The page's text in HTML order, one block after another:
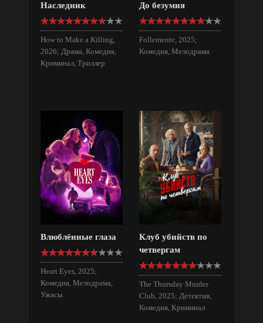
Наследник
How to Make a Killing,
2026; Драма, Комедия,
Криминал, Триллер
До безумия
Follemente, 2025;
Комедия, Мелодрама
Влюблённые глаза
Heart Eyes, 2025;
Комедия, Мелодрама,
Ужасы
Клуб убийств по
четвергам
The Thursday Murder
Club, 2025; Детектив,
Комедия, Криминал